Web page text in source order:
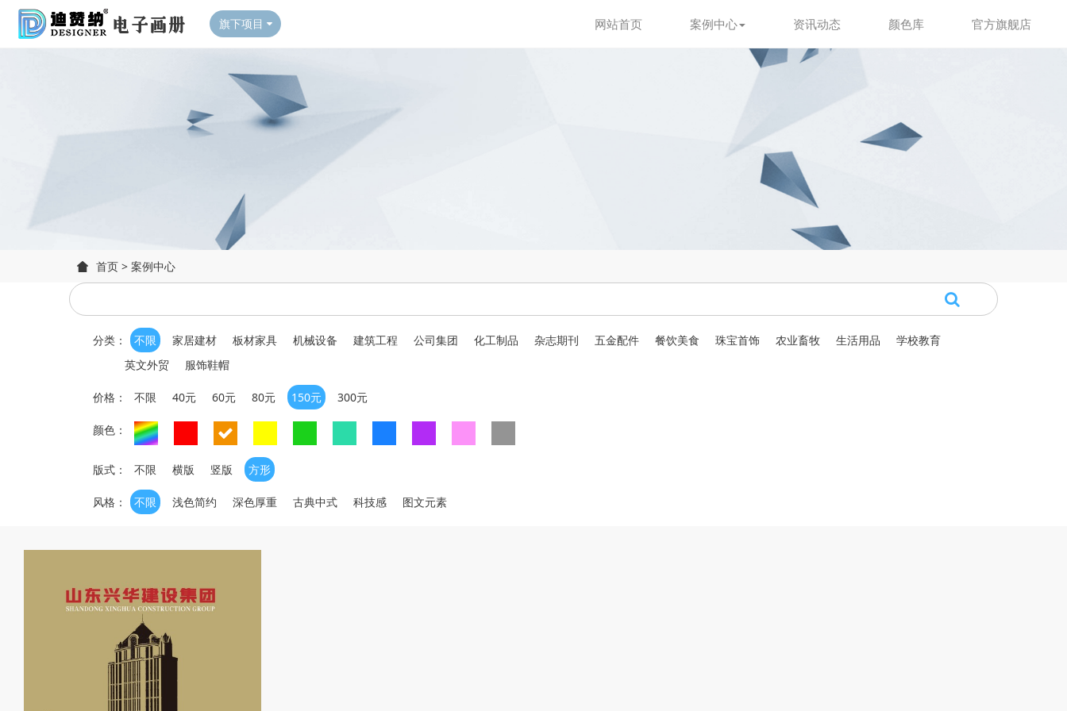
旗下项目 网站首页 案例中心 资讯动态 颜色库 官方旗舰店
首页 > 案例中心
分类： 不限 家居建材 板材家具 机械设备 建筑工程 公司集团 化工制品 杂志期刊 五金配件 餐饮美食 珠宝首饰 农业畜牧 生活用品
学校教育
英文外贸
服饰鞋帽
价格： 不限 40元 60元 80元 150元 300元
颜色：
版式： 不限 横版 竖版 方形
风格： 不限 浅色简约 深色厚重 古典中式 科技感 图文元素